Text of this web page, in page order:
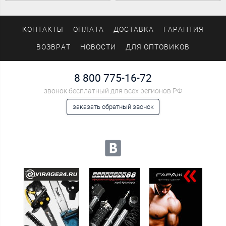
LV0247 LV0251 VKBA6570
VKBA6721 VKBA7114 252494
КОНТАКТЫ ОПЛАТА ДОСТАВКА ГАРАНТИЯ
ВОЗВРАТ НОВОСТИ ДЛЯ ОПТОВИКОВ
8 800 775-16-72
звонок бесплатный для всех регионов РФ
заказать обратный звонок